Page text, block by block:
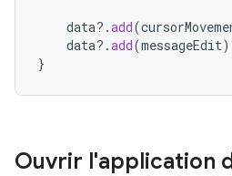
data?.add(
data?.add(messageEdit)
}
Ouvrir l'application